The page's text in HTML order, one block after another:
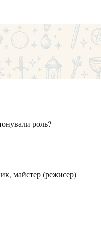
роль?
майстер (режисер)